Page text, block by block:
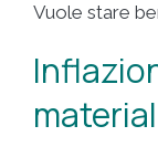
Vuole stare